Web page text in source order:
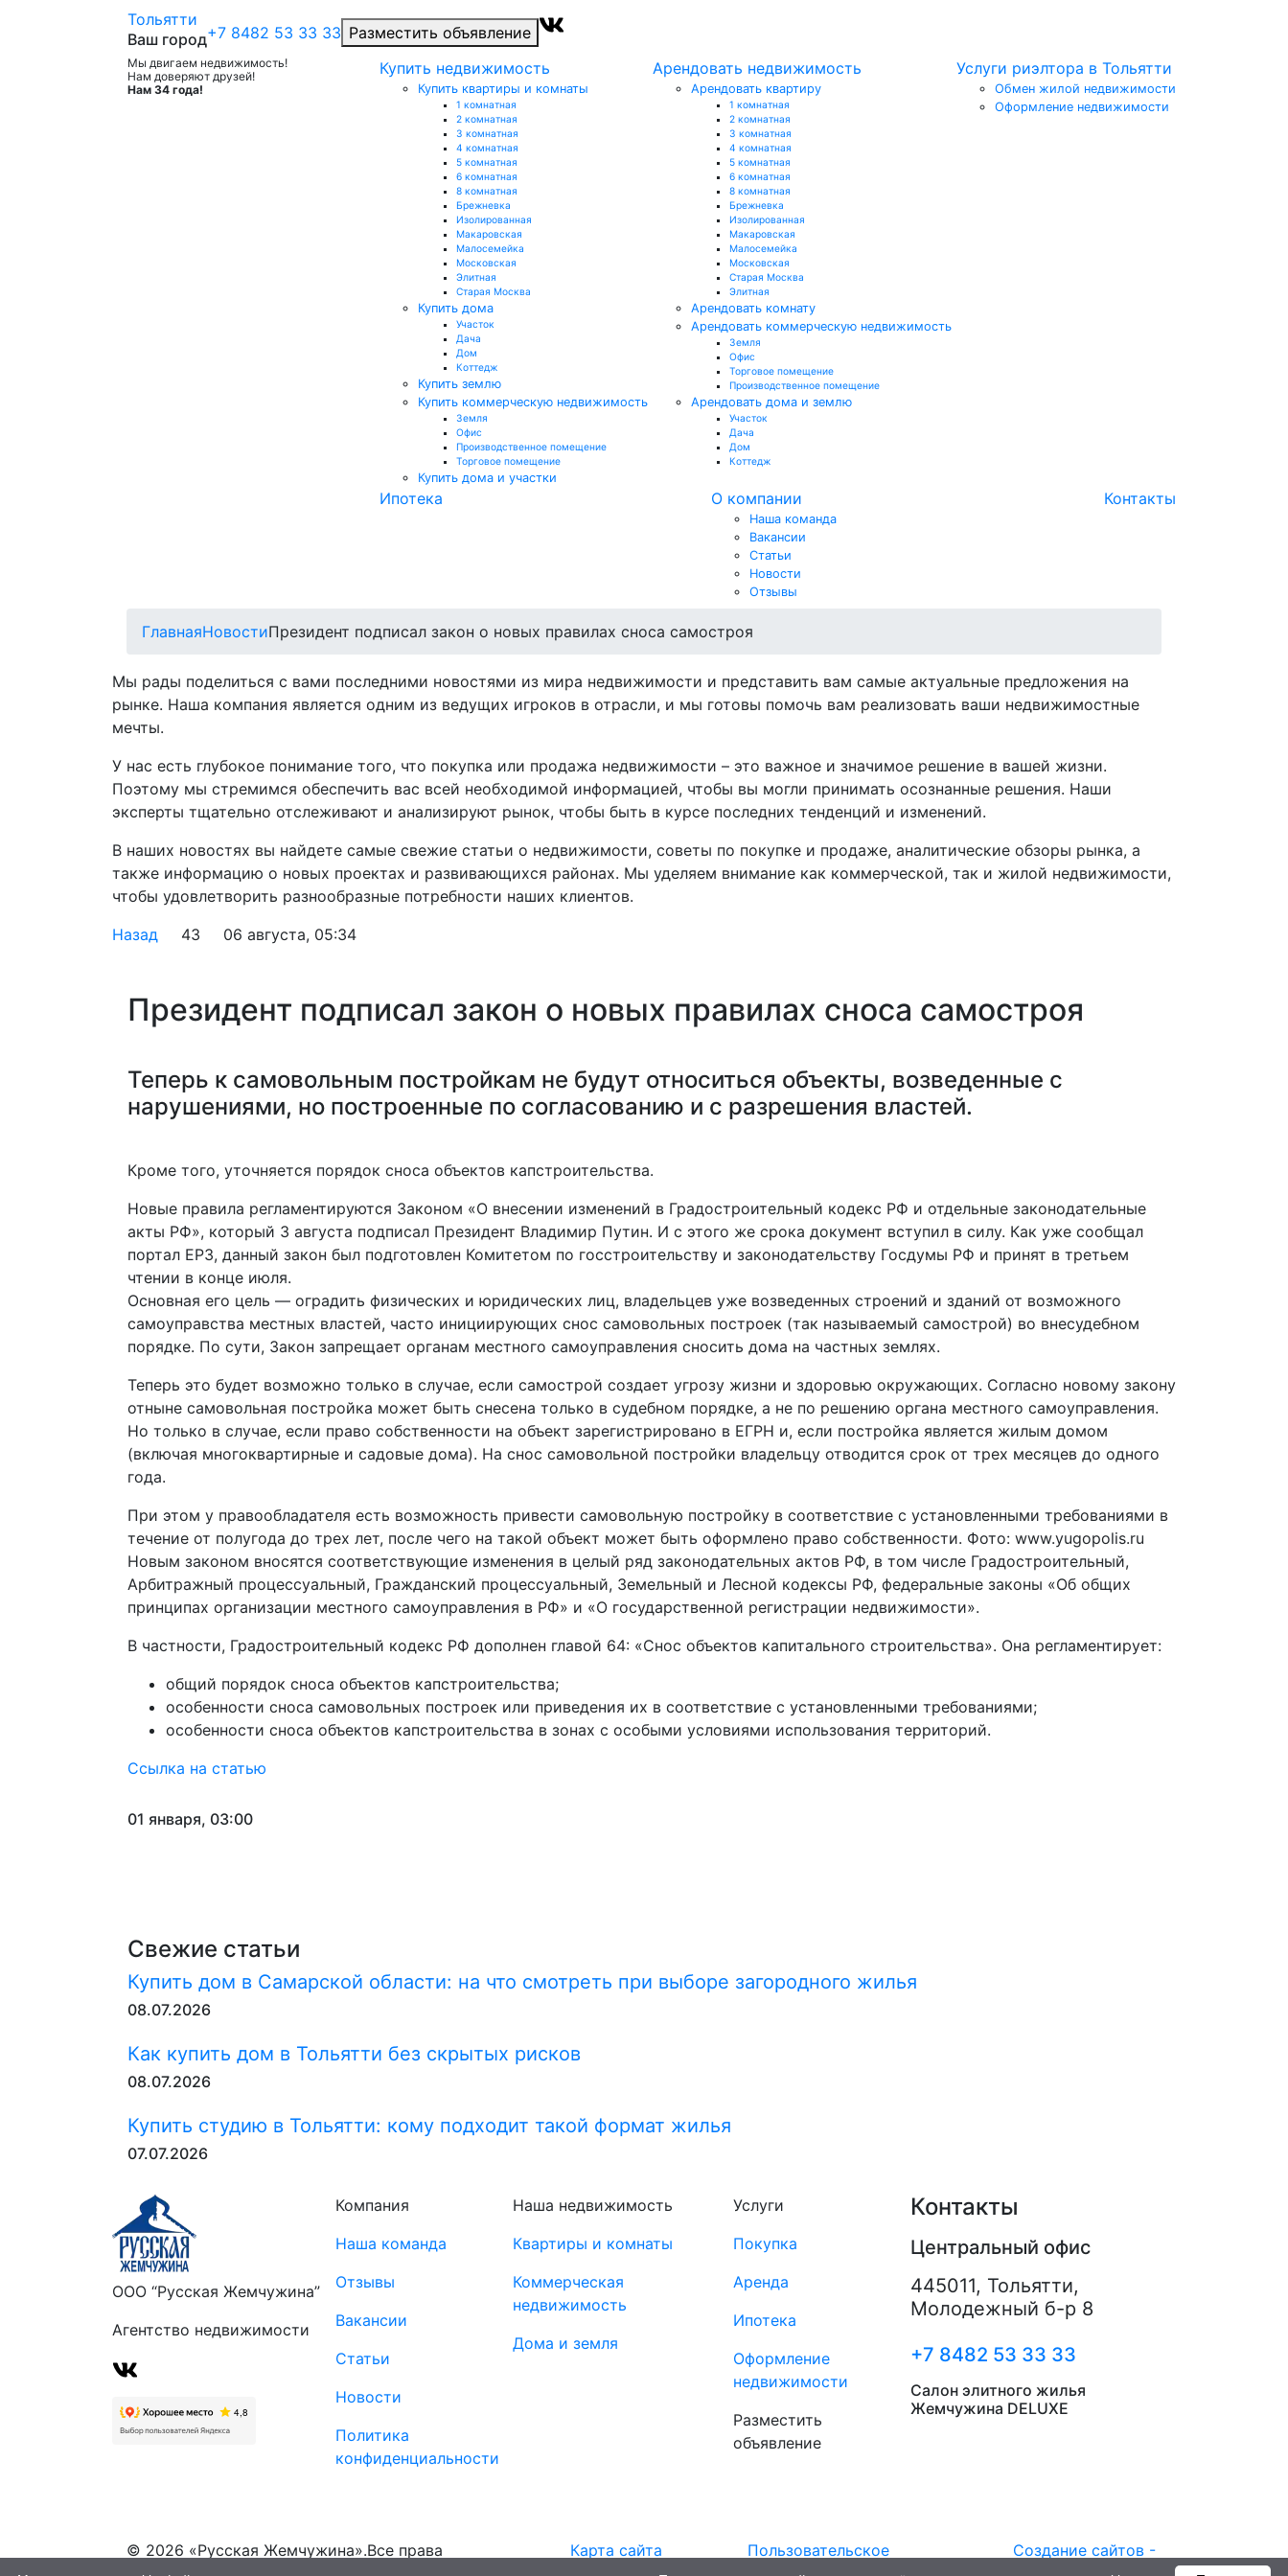
Мы двигаем недвижимость!
Нам доверяют друзей!
Нам 34 года!
Купить недвижимость
Купить квартиры и комнаты
1 комнатная
2 комнатная
3 комнатная
4 комнатная
5 комнатная
6 комнатная
8 комнатная
Брежневка
Изолированная
Макаровская
Малосемейка
Московская
Элитная
Старая Москва
Купить дома
Участок
Дача
Дом
Коттедж
Купить землю
Купить коммерческую недвижимость
Земля
Офис
Производственное помещение
Торговое помещение
Купить дома и участки
Арендовать недвижимость
Арендовать квартиру
1 комнатная
2 комнатная
3 комнатная
4 комнатная
5 комнатная
6 комнатная
8 комнатная
Брежневка
Изолированная
Макаровская
Малосемейка
Московская
Старая Москва
Элитная
Арендовать комнату
Арендовать коммерческую недвижимость
Земля
Офис
Торговое помещение
Производственное помещение
Арендовать дома и землю
Участок
Дача
Дом
Коттедж
Услуги риэлтора в Тольятти
Обмен жилой недвижимости
Оформление недвижимости
Ипотека О компании
Наша команда
Вакансии
Статьи
Новости
Отзывы
Контакты
Тольятти
Ваш город+7 8482 53 33 33 Разместить объявление
ГлавнаяНовостиПрезидент подписал закон о новых правилах сноса самостроя
Мы рады поделиться с вами последними новостями из мира недвижимости и представить вам самые актуальные предложения на
рынке. Наша компания является одним из ведущих игроков в отрасли, и мы готовы помочь вам реализовать ваши недвижимостные
мечты.
У нас есть глубокое понимание того, что покупка или продажа недвижимости – это важное и значимое решение в вашей жизни.
Поэтому мы стремимся обеспечить вас всей необходимой информацией, чтобы вы могли принимать осознанные решения. Наши
эксперты тщательно отслеживают и анализируют рынок, чтобы быть в курсе последних тенденций и изменений.
В наших новостях вы найдете самые свежие статьи о недвижимости, советы по покупке и продаже, аналитические обзоры рынка, а
также информацию о новых проектах и развивающихся районах. Мы уделяем внимание как коммерческой, так и жилой недвижимости,
чтобы удовлетворить разнообразные потребности наших клиентов.
Назад
43 06 августа, 05:34
Президент подписал закон о новых правилах сноса самостроя
Теперь к самовольным постройкам не будут относиться объекты, возведенные с
нарушениями, но построенные по согласованию и с разрешения властей.
Кроме того, уточняется порядок сноса объектов капстроительства.
Новые правила регламентируются Законом «О внесении изменений в Градостроительный кодекс РФ и отдельные законодательные
акты РФ», который 3 августа подписал Президент Владимир Путин. И с этого же срока документ вступил в силу. Как уже сообщал
портал ЕРЗ, данный закон был подготовлен Комитетом по госстроительству и законодательству Госдумы РФ и принят в третьем
чтении в конце июля.
Основная его цель — оградить физических и юридических лиц, владельцев уже возведенных строений и зданий от возможного
самоуправства местных властей, часто инициирующих снос самовольных построек (так называемый самострой) во внесудебном
порядке. По сути, Закон запрещает органам местного самоуправления сносить дома на частных землях.
Теперь это будет возможно только в случае, если самострой создает угрозу жизни и здоровью окружающих. Согласно новому закону
отныне самовольная постройка может быть снесена только в судебном порядке, а не по решению органа местного самоуправления.
Но только в случае, если право собственности на объект зарегистрировано в ЕГРН и, если постройка является жилым домом
(включая многоквартирные и садовые дома). На снос самовольной постройки владельцу отводится срок от трех месяцев до одного
года.
При этом у правообладателя есть возможность привести самовольную постройку в соответствие с установленными требованиями в
течение от полугода до трех лет, после чего на такой объект может быть оформлено право собственности. Фото: www.yugopolis.ru
Новым законом вносятся соответствующие изменения в целый ряд законодательных актов РФ, в том числе Градостроительный,
Арбитражный процессуальный, Гражданский процессуальный, Земельный и Лесной кодексы РФ, федеральные законы «Об общих
принципах организации местного самоуправления в РФ» и «О государственной регистрации недвижимости».
В частности, Градостроительный кодекс РФ дополнен главой 64: «Снос объектов капитального строительства». Она регламентирует:
общий порядок сноса объектов капстроительства;
особенности сноса самовольных построек или приведения их в соответствие с установленными требованиями;
особенности сноса объектов капстроительства в зонах с особыми условиями использования территорий.
Ссылка на статью
01 января, 03:00
Свежие статьи
Купить дом в Самарской области: на что смотреть при выборе загородного жилья
08.07.2026
Как купить дом в Тольятти без скрытых рисков
08.07.2026
Купить студию в Тольятти: кому подходит такой формат жилья
07.07.2026
ООО “Русская Жемчужина”
Агентство недвижимости
Компания
Наша команда
Отзывы
Вакансии
Статьи
Новости
Политика
конфиденциальности
Наша недвижимость
Квартиры и комнаты
Коммерческая
недвижимость
Дома и земля
Услуги
Покупка
Аренда
Ипотека
Оформление
недвижимости
Разместить
объявление
Контакты
Центральный офис
445011, Тольятти,
Молодежный б-р 8
+7 8482 53 33 33
Салон элитного жилья
Жемчужина DELUXE
© 2026 «Русская Жемчужина».Все права
Карта сайта
Пользовательское
Создание сайтов -